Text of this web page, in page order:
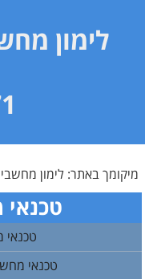
לימון
מיקומך באתר:לימון
טכנאי
טכנאי
טכנאי